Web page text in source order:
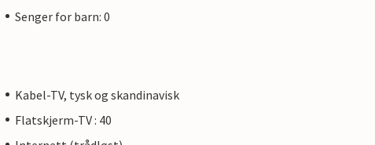
Senger for barn: 0
Kabel-TV, tysk og skandinavisk
Flatskjerm-TV : 40